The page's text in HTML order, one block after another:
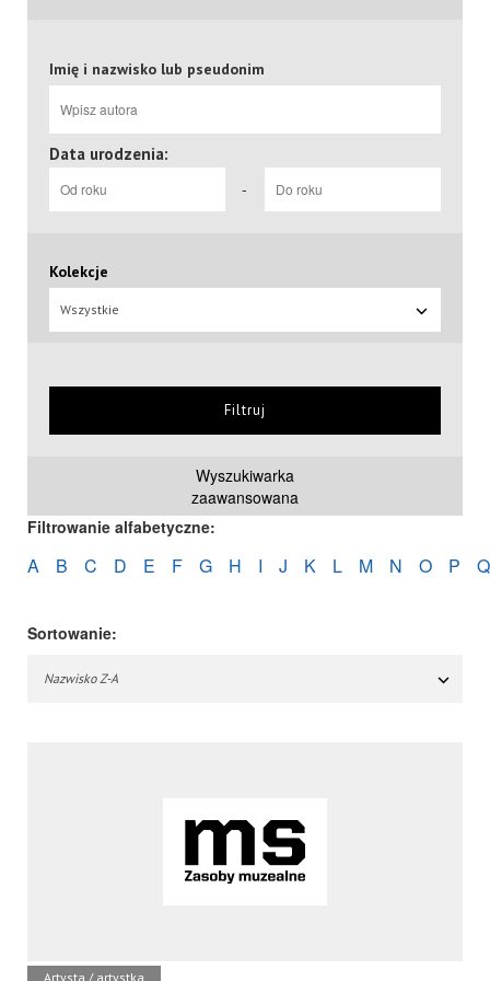
Imię i nazwisko lub pseudonim
Data urodzenia:
-
Kolekcje
Wszystkie
Filtruj
Wyszukiwarka
zaawansowana
Filtrowanie alfabetyczne:
A B C D E F G H I J K L M N O P Q
Sortowanie:
Nazwisko Z-A
Artysta / artystka